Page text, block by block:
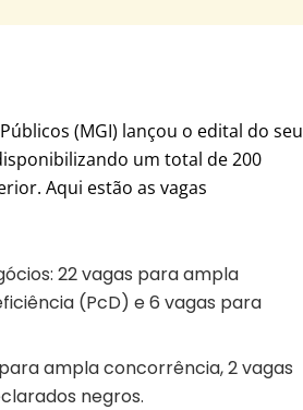
(MGI) lançou o edital do seu
um total de 200
Aqui estão as vagas
22 vagas para ampla
(PcD) e 6 vagas para
ampla concorrência, 2 vagas
negros.